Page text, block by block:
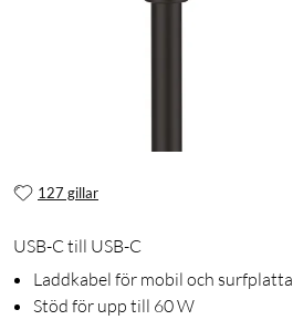
127 gillar
USB-C till USB-C
Laddkabel för mobil och surfplatta
Stöd för upp till 60 W